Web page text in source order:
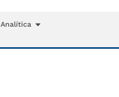
Analítica